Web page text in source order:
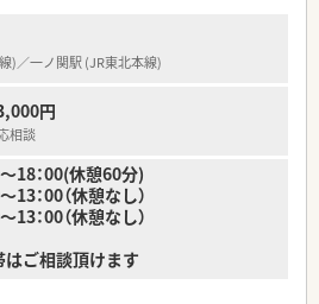
上場しており、安定した経営基盤のもとで
ます。
％と非常に高く、長く働き続けられる環境
)／一ノ関駅 (JR東北本線)
円
相談
18：00(休憩60分)
00（休憩なし）
00（休憩なし）
ご相談頂けます